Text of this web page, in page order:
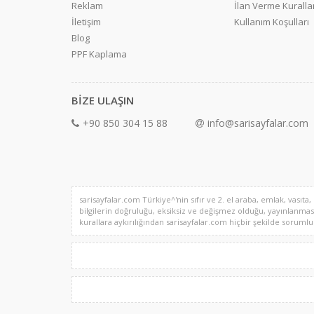
Reklam
İletişim
Blog
PPF Kaplama
İlan Verme
Kullanım Koşulları
BİZE ULAŞIN
+90 850 304 15 88 info@sarisayfalar.com
sarisayfalar.com Türkiye^'nin sıfır ve 2. el araba, emlak,
bilgilerin doğruluğu, eksiksiz ve değişmez olduğu,
kurallara aykırılığından sarisayfalar.com hiçbir şekilde